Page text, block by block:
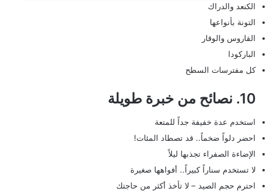
الكنعد والدراك
التونة بأنواعها
القاروس والوقار
الباركودا
كل مفترسات السطح
10. نصائح من خبرة طويلة
استخدم عدة خفيفة جداً للمتعة
احضر دلواً ضخماً.. قد تصطاد المئات!
الإضاءة الصفراء تجذبها ليلاً
لا تستخدم سناراً كبيراً.. أفواهها صغيرة
احترم حجم الصيد – لا تأخذ أكثر من حاجتك